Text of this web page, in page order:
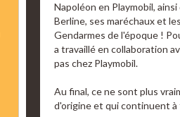
Napoléon en Playmobil, ainsi
Berline, ses maréchaux et les
Gendarmes de l'époque !
a travaillé en collaboration
pas chez Playmobil.
Au final, ce ne sont plus
d'origine et qui continuent à